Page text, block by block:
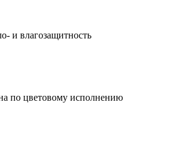
и влагозащитность
по цветовому исполнению